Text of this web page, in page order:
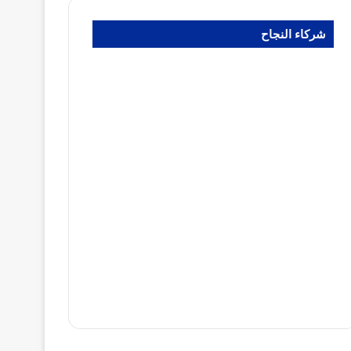
شركاء النجاح